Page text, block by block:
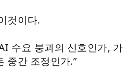
것이다.
수요 붕괴의 신호인가, 가
중간 조정인가.”